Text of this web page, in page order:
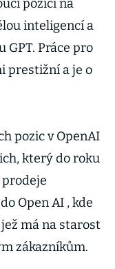
pozici na
inteligencí a
Práce pro
prestižní a je o
pozic v OpenAI
který do roku
Open AI , kde
má na starost
zákazníkům.